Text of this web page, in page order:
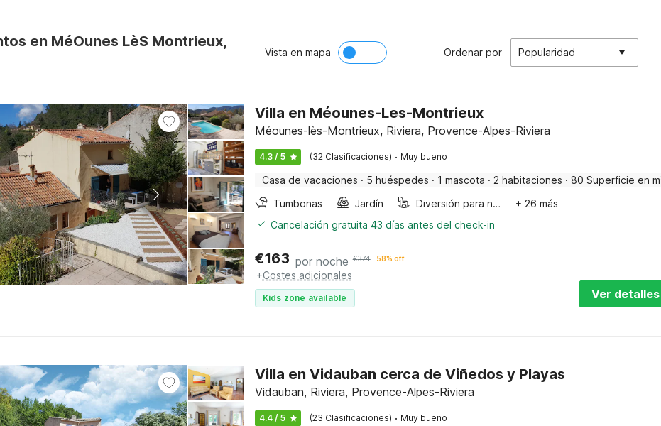
en MéOunes LèS Montrieux,
Vista en mapa Ordenar por Popularidad
Villa en Méounes-Les-Montrieux
Méounes-lès-Montrieux, Riviera, Provence-Alpes-Riviera
4.3 / 5 (32 Clasificaciones) · Muy bueno
Casa de vacaciones · 5 huéspedes · 1 mascota · 2 habitaciones · 80 Superficie en
Tumbonas
Jardín Diversión para niños
+ 26 más
Cancelación gratuita 43 días antes del check-in
€163 por noche €374 58% off
+Costes adicionales
Kids zone available Ver detalles
Villa en Vidauban cerca de Viñedos y Playas
Vidauban, Riviera, Provence-Alpes-Riviera
4.4 / 5 (23 Clasificaciones) · Muy bueno